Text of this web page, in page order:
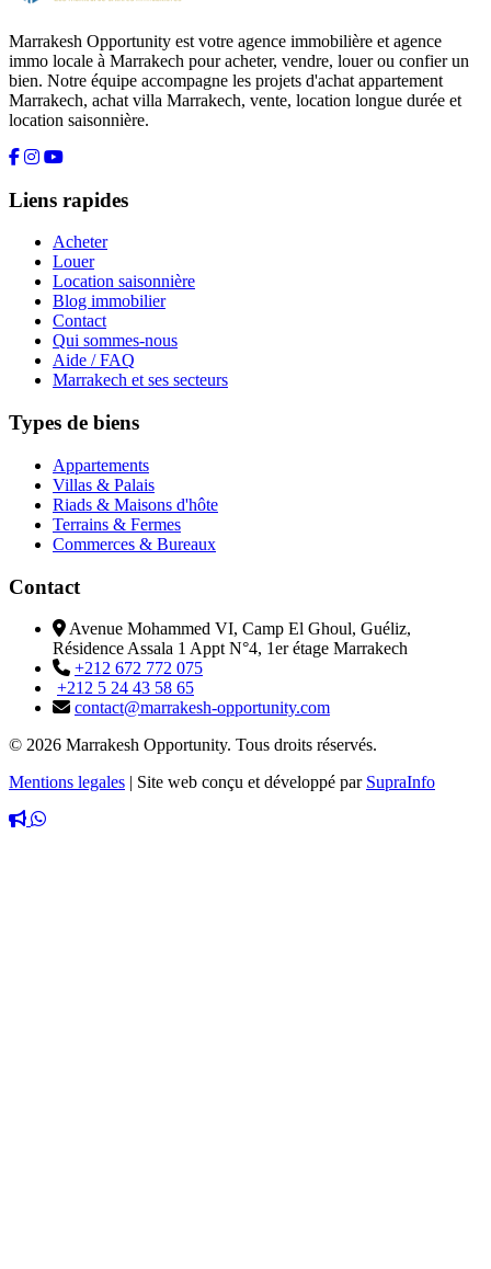
Marrakesh Opportunity est votre agence immobilière et agence
immo locale à Marrakech pour acheter, vendre, louer ou confier un
bien. Notre équipe accompagne les projets d'achat appartement
Marrakech, achat villa Marrakech, vente, location longue durée et
location saisonnière.
Liens rapides
Acheter
Louer
Location saisonnière
Blog immobilier
Contact
Qui sommes-nous
Aide / FAQ
Marrakech et ses secteurs
Types de biens
Appartements
Villas & Palais
Riads & Maisons d'hôte
Terrains & Fermes
Commerces & Bureaux
Contact
Avenue Mohammed VI, Camp El Ghoul, Guéliz,
Résidence Assala 1 Appt N°4, 1er étage Marrakech
+212 672 772 075
+212 5 24 43 58 65
contact@marrakesh-opportunity.com
© 2026 Marrakesh Opportunity. Tous droits réservés.
Mentions legales | Site web conçu et développé par SupraInfo